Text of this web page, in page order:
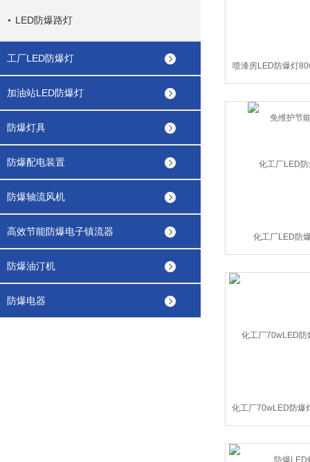
LED防爆路灯
工厂LED防爆灯
加油站LED防爆灯
防爆灯具
防爆配电装置
防爆轴流风机
高效节能防爆电子镇流器
防爆油汀机
防爆电器
喷漆房LED防爆灯
维护节能
化工厂LED防
化工厂70wLED防爆
爆LED